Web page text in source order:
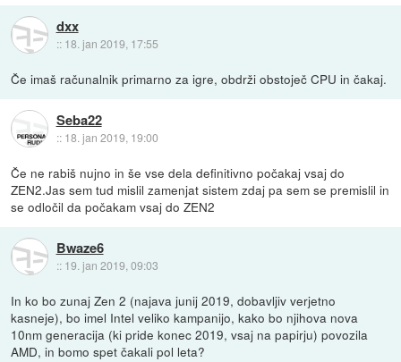
dxx
:: 18. jan 2019, 17:55
Če imaš računalnik primarno za igre, obdrži obstoječ CPU in čakaj.
Seba22
:: 18. jan 2019, 19:00
Če ne rabiš nujno in še vse dela definitivno počakaj vsaj do
ZEN2.Jas sem tud mislil zamenjat sistem zdaj pa sem se premislil in
se odločil da počakam vsaj do ZEN2
Bwaze6
:: 19. jan 2019, 09:03
In ko bo zunaj Zen 2 (najava junij 2019, dobavljiv verjetno
kasneje), bo imel Intel veliko kampanijo, kako bo njihova nova
10nm generacija (ki pride konec 2019, vsaj na papirju) povozila
AMD, in bomo spet čakali pol leta?